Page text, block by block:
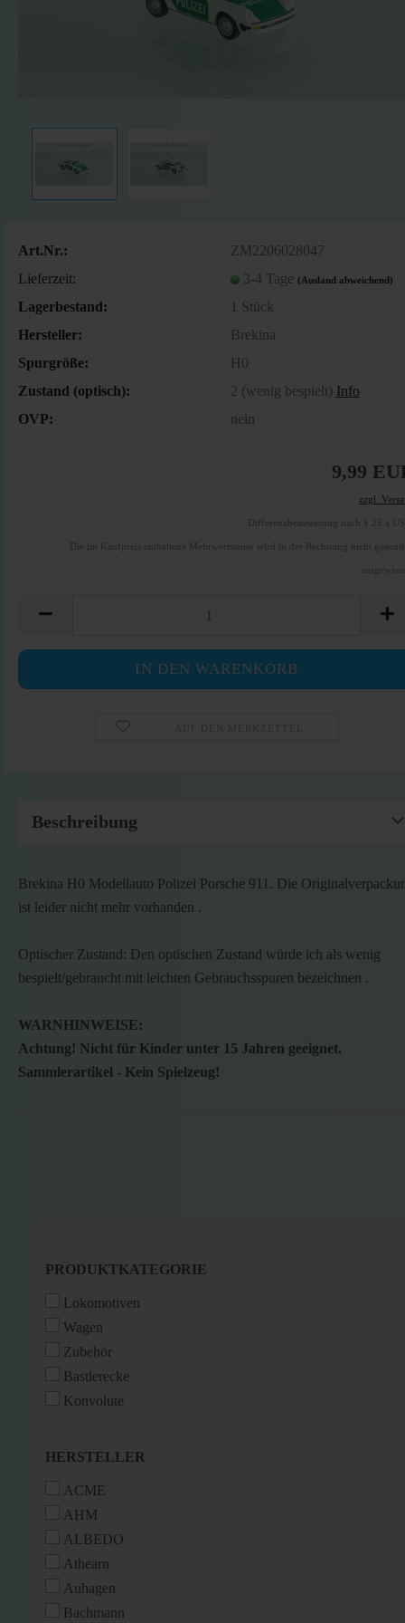
Art.Nr.:
ZM2206028047
Lieferzeit:
3-4 Tage (Ausland abweichend)
Lagerbestand: 1 Stück
Hersteller:
Brekina
Spurgröße:
H0
Zustand (optisch):
2 (wenig bespielt) Info
OVP:
nein
9,99
zzgl.
Differenzbesteuerung nach § 25 a
Die im Kaufpreis enthaltene Mehrwertsteuer wird in der Rechnung nicht
Beschreibung
Brekina H0 Modellauto Polizei Porsche 911. Die
ist leider nicht mehr vorhanden .
Optischer Zustand: Den optischen Zustand würde ich als wenig
bespielt/gebraucht mit leichten Gebrauchsspuren bezeichnen .
WARNHINWEISE:
Achtung! Nicht für Kinder unter 15 Jahren geeignet.
Sammlerartikel - Kein Spielzeug!
PRODUKTKATEGORIE
PRODUKTKATEGORIE
Lokomotiven
Wagen
Zubehör
Bastlerecke
Konvolute
HERSTELLER
HERSTELLER
ACME
AHM
ALBEDO
Athearn
Auhagen
Bachmann